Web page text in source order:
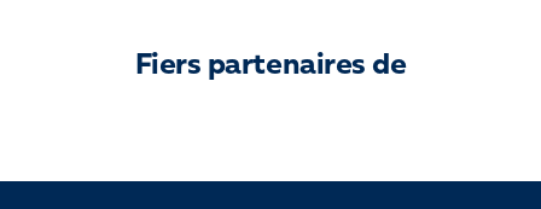
Fiers partenaires de